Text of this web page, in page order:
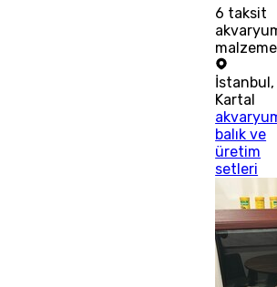
6 taksit
İstanbul ,
Kartal
balık ve
üretim
setleri